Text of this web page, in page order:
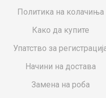
Политика на колачиња
Како да купите
Упатство за
Начини на достава
Замена на роба